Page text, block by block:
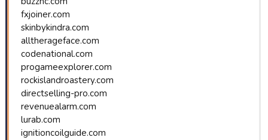
fxjoiner.com
skinbykindra.com
alltherageface.com
codenational.com
progameexplorer.com
rockislandroastery.com
directselling-pro.com
revenuealarm.com
lurab.com
ignitioncoilguide.com